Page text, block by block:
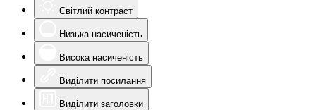
Світлий контраст
Низька насиченість
Висока насиченість
Виділити посилання
Виділити заголовки